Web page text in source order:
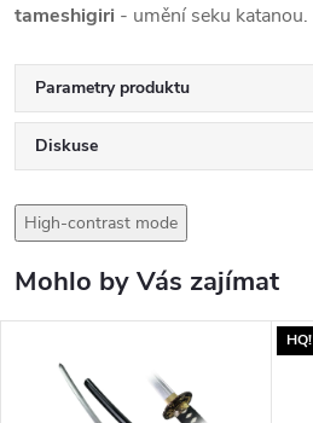
tameshigiri - umění seku katanou.
Parametry produktu
Diskuse
High-contrast mode
Mohlo by Vás zajímat
HQ!